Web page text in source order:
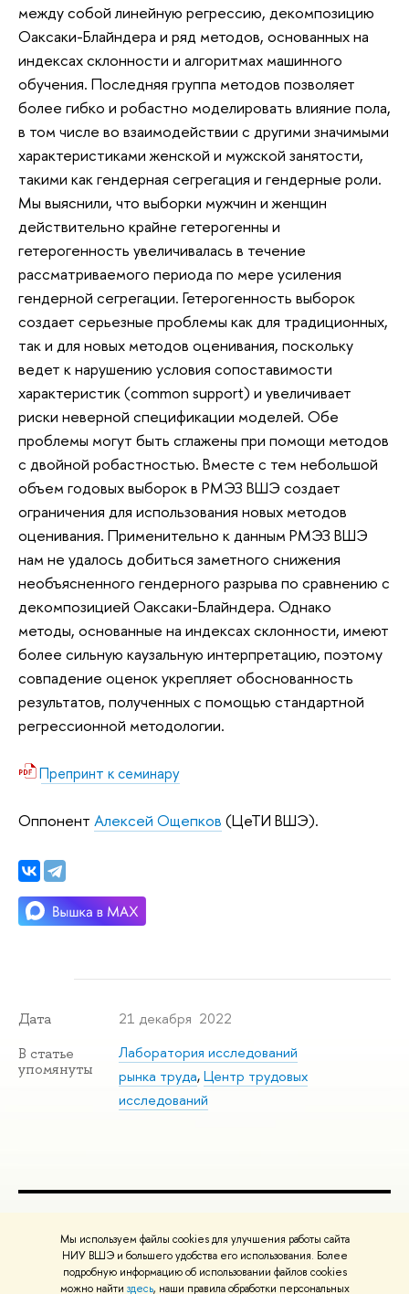
Мы используем файлы cookies для улучшения работы сайта
НИУ ВШЭ и большего удобства его использования. Более
подробную информацию об использовании файлов cookies
можно найти здесь, наши правила обработки персональных
между собой линейную регрессию, декомпозицию
Оаксаки-Блайндера и ряд методов, основанных на
индексах склонности и алгоритмах машинного
обучения. Последняя группа методов позволяет
более гибко и робастно моделировать влияние пола,
в том числе во взаимодействии с другими значимыми
характеристиками женской и мужской занятости,
такими как гендерная сегрегация и гендерные роли.
Мы выяснили, что выборки мужчин и женщин
действительно крайне гетерогенны и
гетерогенность увеличивалась в течение
рассматриваемого периода по мере усиления
гендерной сегрегации. Гетерогенность выборок
создает серьезные проблемы как для традиционных,
так и для новых методов оценивания, поскольку
ведет к нарушению условия сопоставимости
характеристик (common support) и увеличивает
риски неверной спецификации моделей. Обе
проблемы могут быть сглажены при помощи методов
с двойной робастностью. Вместе с тем небольшой
объем годовых выборок в РМЭЗ ВШЭ создает
ограничения для использования новых методов
оценивания. Применительно к данным РМЭЗ ВШЭ
нам не удалось добиться заметного снижения
необъясненного гендерного разрыва по сравнению с
декомпозицией Оаксаки-Блайндера. Однако
методы, основанные на индексах склонности, имеют
более сильную каузальную интерпретацию, поэтому
совпадение оценок укрепляет обоснованность
результатов, полученных с помощью стандартной
регрессионной методологии.
Препринт к семинару
Оппонент Алексей Ощепков (ЦеТИ ВШЭ).
Дата 21 декабря 2022
В статье
упомянуты
Лаборатория исследований
рынка труда,Центр трудовых
исследований
Министерство науки и высшего образования РФ
Министерство просвещения РФ